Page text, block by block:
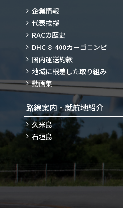
企業情報
代表挨拶
RACの歴史
DHC-8-400カーゴコンビ
国内運送約款
地域に根差した取り組み
動画集
路線案内・就航地紹介
久米島
石垣島